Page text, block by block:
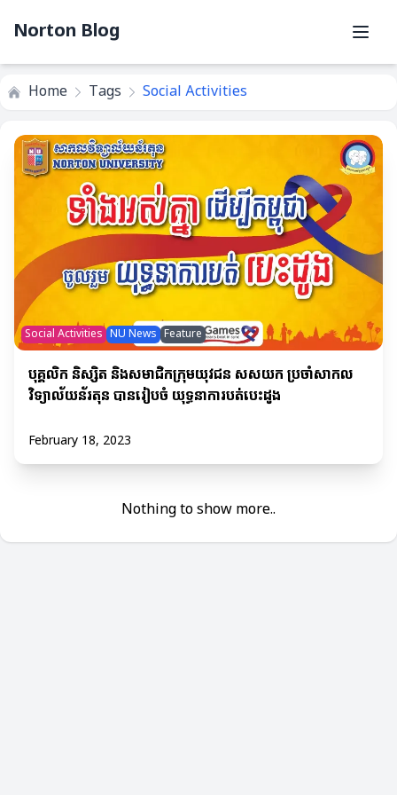
Norton Blog
Home Tags Social Activities
Social Activities NU News Feature
បុគ្គលិក និស្សិត និងសមាជិកក្រុមយុវជន សសយក ប្រចាំសាកល
វិទ្យាល័យន័រតុន បានរៀបចំ យុទ្ធនាការបត់បេះដូង
February 18, 2023
Nothing to show more..